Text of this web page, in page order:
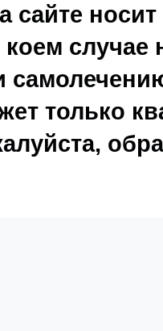
сайте
коем
только